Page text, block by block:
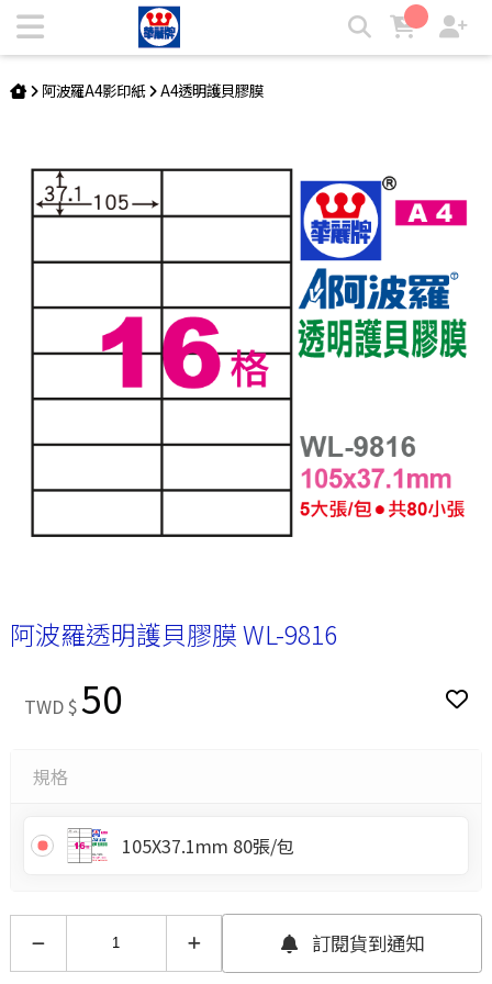
阿波羅透明護貝膠膜 WL-9816 | 華麗牌自粘標籤
阿波羅A4影印紙 A4透明護貝膠膜
阿波羅透明護貝膠膜 WL-9816
TWD $50
規格
105X37.1mm 80張/包
訂閱貨到通知